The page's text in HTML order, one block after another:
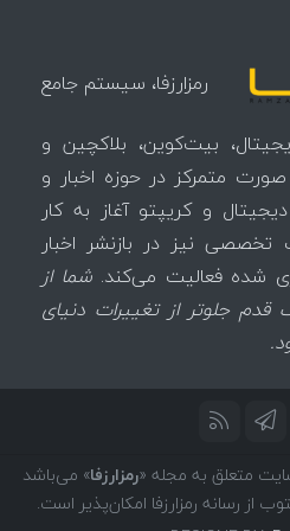
رمزارزفا، سیستم جامع
بیت‌کوین، بلاکچین و
از سال 1400 به صورت متمرکز در حوزه اخبار و
و کریپتو آغاز به کار
نیز در بازنشر اخبار
شده فعالیت می‌کند.شما از
قدم جلوتر از تغییرات دنیای
متعلق به مجله «رمزارزفا» می‌باشد
از رسانه رمزارزفا امکان‌پذیر است.